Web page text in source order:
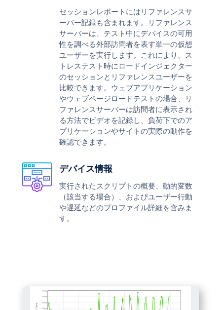
セッションレポートにはリファレンスサ
ーバー記録も含まれます。リファレンス
サーバーは、テスト中にデバイスの可用
性を調べる外部訪問者を表す単一の仮想
ユーザーを実行します。これにより、ス
トレステスト時にロードインジェクター
のセッションとリファレンスユーザーを
比較できます。ウェブアプリケーション
やウェブページロードテストの場合、リ
ファレンスサーバーは訪問者に表示され
る方法でビデオを記録し、負荷下でのア
プリケーションやサイトの実際の動作を
確認できます。
デバイス情報
実行されたスクリプトの概要、動的変数
（該当する場合）、およびユーザー行動
や遅延などのプロファイル詳細を含みま
す。